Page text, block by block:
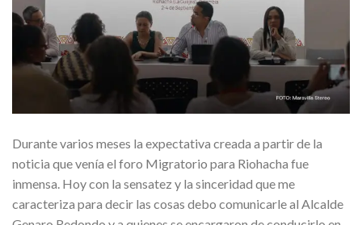
Durante varios meses la expectativa creada a partir de la
noticia que venía el foro Migratorio para Riohacha fue
inmensa. Hoy con la sensatez y la sinceridad que me
caracteriza para decir las cosas debo comunicarle al Alcalde